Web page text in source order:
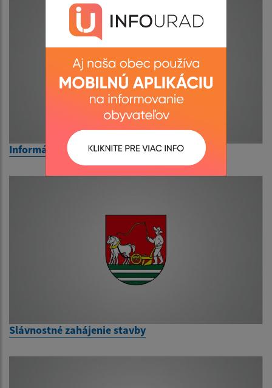
Informácie, udalosti, dátumy
Slávnostné zahájenie stavby